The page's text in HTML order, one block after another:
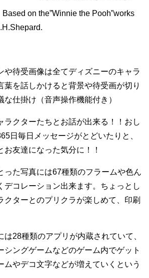
on the”Winnie the Pooh”works
待受画像は全てディズニーのキャラ
葉を話しかけると背景や待受画が切り
な仕掛け（音声操作機能付き）
クターたちとお話が出来る！！おし
日毎日メッセージがとどいたりと、
お友達になった気分に！！
た写真には67種類のフラームや色ん
デコレーション出来ます。ちょっとし
クターとのプリクラが楽しめて、印刷
28種類のアプリが内蔵されていて、
シングゲームなどのゲーム内でゲット
ムやデコ文字などが増えていくという